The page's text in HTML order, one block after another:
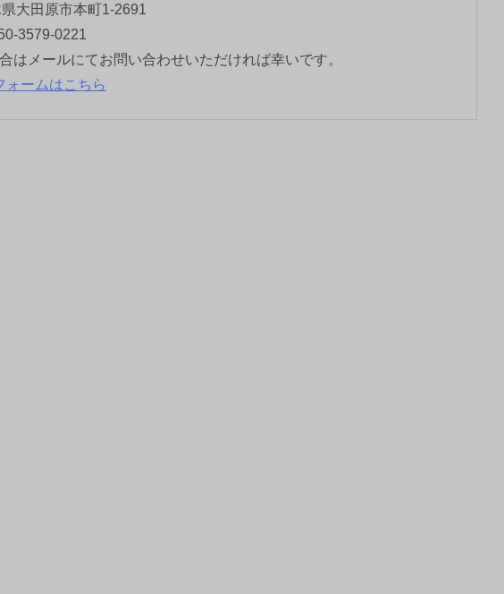
大田原市本町1-2691
3579-0221
はメールにてお問い合わせいただければ幸いです。
ォームはこちら